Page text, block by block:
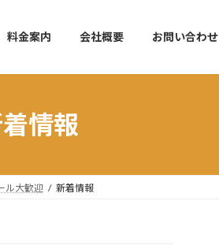
料金案内 会社概要 お問い合わせ
情報
ル大歓迎 新着情報